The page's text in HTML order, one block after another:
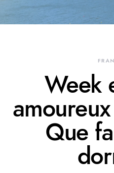
Week
Que